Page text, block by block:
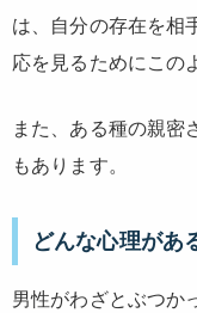
は、自分の存在を相
応を見るためにこの
また、ある種の親密
もあります。
どんな心理があ
男性がわざとぶつか